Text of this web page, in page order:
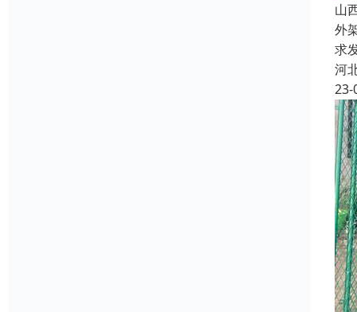
山
外
求
河
23-